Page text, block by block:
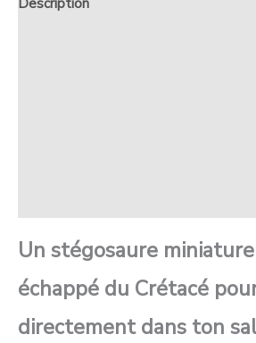
Un stégosaure miniature
échappé du Crétacé
directement dans ton